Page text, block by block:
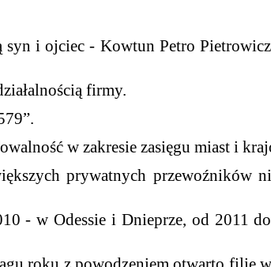
i ojciec - Kowtun Petro
firmy.
w zakresie zasięgu miast i
prywatnych przewoźników
- w Odessie i Dnieprze, od 2011